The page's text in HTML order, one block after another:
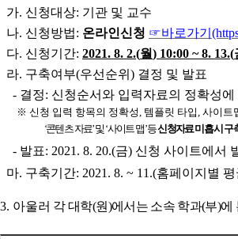
가. 신청대상: 기관 및 교수
나. 신청방법: 온라인신청 ☞바로가기
다. 신청기간: 2021. 8. 2.(월) 10:00 ~ 8. 13.(
라. 구축여부(우선순위 ) 결정 및 발표
- 결정: 신청순서와 입력자료의 정확성에
※ 신청 입력 항목의 정확성, 템플릿 타입, 사이트
‘콘텐츠 자료’및 ‘사이트 맵’등신청자료 미흡 시 구
- 발표: 2021. 8. 20.(금) 신청 사이트에서
마. 구축기간: 2021. 8. ~ 11.(홈페이지별 평
3. 아울러 각 대학(원)에서는 소속 학과(부)에